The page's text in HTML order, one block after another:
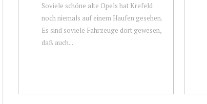
Soviele schöne alte Opels hat Krefeld
noch niemals auf einem Haufen gesehen.
Es sind soviele Fahrzeuge dort gewesen,
daß auch...